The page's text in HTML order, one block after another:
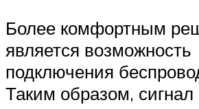
Более комфортным
является возможность
подключения
Таким образом, сигнал